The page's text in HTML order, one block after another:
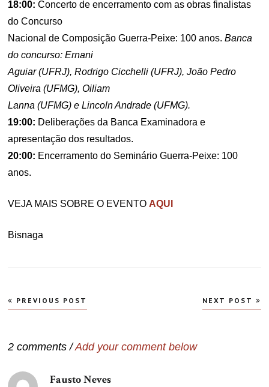
18:00: Concerto de encerramento com as obras finalistas
do Concurso
Nacional de Composição Guerra-Peixe: 100 anos.Banca
do concurso: Ernani
Aguiar (UFRJ), Rodrigo Cicchelli (UFRJ), João Pedro
Oliveira (UFMG), Oiliam
Lanna (UFMG) e Lincoln Andrade (UFMG).
19:00: Deliberações da Banca Examinadora e
apresentação dos resultados.
20:00: Encerramento do Seminário Guerra-Peixe: 100
anos.
VEJA MAIS SOBRE O EVENTO AQUI
Bisnaga
Navegação
de
PREVIOUS POST NEXT POST
2 comments /Add your comment below
Fausto Neves